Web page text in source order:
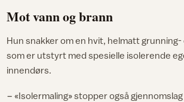
Mot vann og brann
Hun snakker om en hvit, helmatt grunning-
som er utstyrt med spesielle isolerende
innendørs.
− «Isolermaling» stopper også